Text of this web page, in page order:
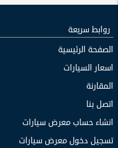
روابط سريعة
الصفحة الرئيسية
اسعار السيارات
المقارنة
اتصل بنا
انشاء حساب معرض سيارات
تسجيل دخول معرض سيارات